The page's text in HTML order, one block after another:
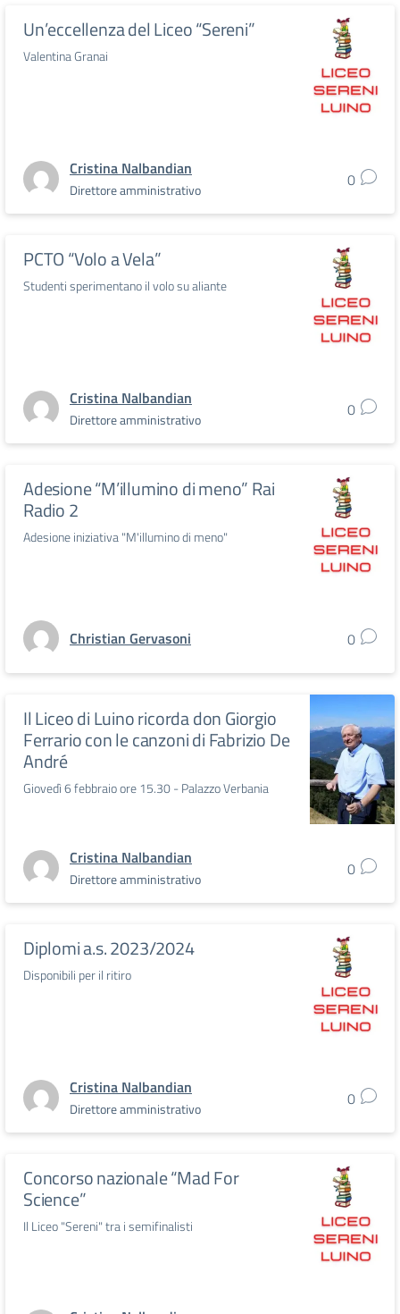
Un’eccellenza del Liceo “Sereni”
Valentina Granai
Cristina Nalbandian
Direttore amministrativo 0
PCTO “Volo a Vela”
Studenti sperimentano il volo su aliante
Cristina Nalbandian
Direttore amministrativo 0
Adesione “M’illumino di meno” Rai
Radio 2
Adesione iniziativa "M'illumino di meno"
Christian Gervasoni 0
Il Liceo di Luino ricorda don Giorgio
Ferrario con le canzoni di Fabrizio De
André
Giovedì 6 febbraio ore 15.30 - Palazzo Verbania
Cristina Nalbandian
Direttore amministrativo 0
Diplomi a.s. 2023/2024
Disponibili per il ritiro
Cristina Nalbandian
Direttore amministrativo 0
Concorso nazionale “Mad For
Science”
Il Liceo "Sereni" tra i semifinalisti